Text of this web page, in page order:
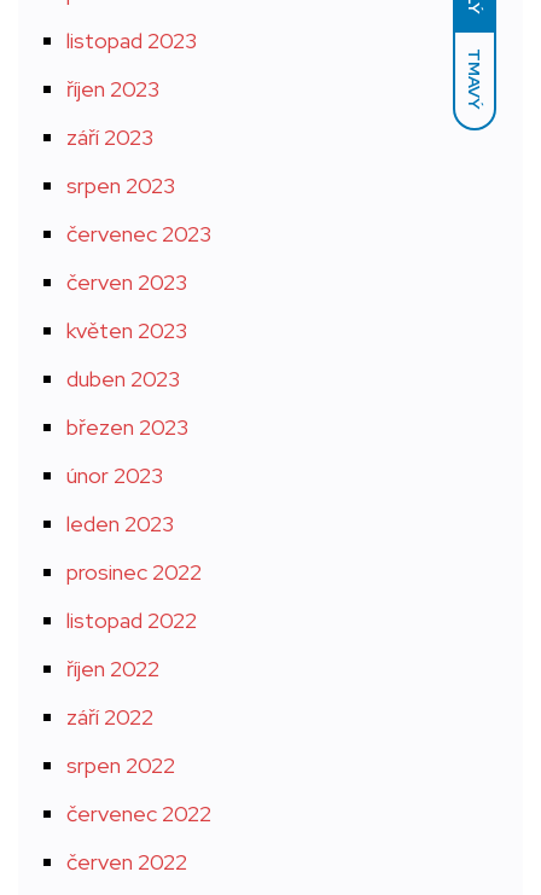
TMAVÝ
listopad 2023
říjen 2023
září 2023
srpen 2023
červenec 2023
červen 2023
květen 2023
duben 2023
březen 2023
únor 2023
leden 2023
prosinec 2022
listopad 2022
říjen 2022
září 2022
srpen 2022
červenec 2022
červen 2022